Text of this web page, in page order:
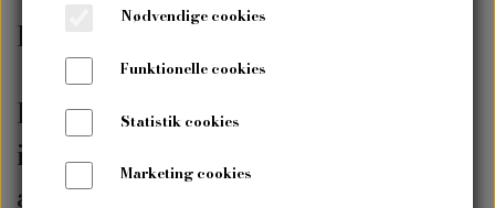
Blog
Om mig
Frø til børn og barnlige sjæle
Børn og barnlige sjæle skal dyrke
imponerende blomster og sjove
afgrøder.
Nødvendige cookies
Funktionelle cookies
Statistik cookies
Marketing cookies